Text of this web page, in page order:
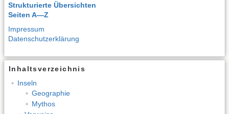
Strukturierte Übersichten
Seiten A—Z
Impressum
Datenschutzerklärung
Inhaltsverzeichnis
Inseln
Geographie
Mythos